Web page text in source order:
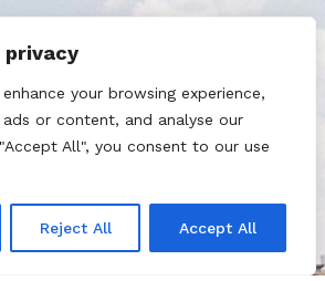
privacy
your browsing experience,
ads or content, and analyse our
All", you consent to our use
Reject All Accept All
ISRAELTYÖ
on vahva
ymmärrys Israelin ja